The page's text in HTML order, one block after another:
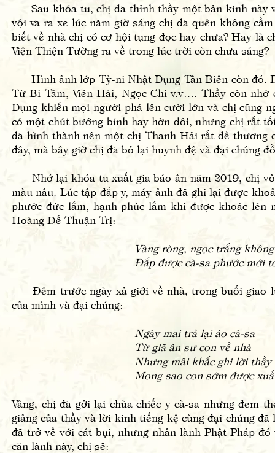
Sau khóa tu, chị đã thỉnh thầy một bản kinh này
vội vã ra xe lúc năm giờ sáng chị đã quên không
biết về nhà chị có cơ hội tụng đọc hay chưa? Hay là
Viện Thiện Tường ra về trong lúc trời còn chưa sáng?
Hình ảnh lớp Tỳ-ni Nhật Dụng Tân Biên còn đó.
Từ Bi Tâm, Viên Hải, Ngọc Chi v.v…. Thầy còn
Dụng khiến mọi người phá lên cười lớn và chị cũng
có một chút bướng bỉnh hay hờn dỗi, nhưng chị rất
đã hình thành nên một chị Thanh Hải rất dễ thương
đây, mà bây giờ chị đã bỏ lại huynh đệ và đại chúng
Nhớ lại khóa tu xuất gia báo ân năm 2019, chị vô
màu nâu. Lúc tập đắp y, máy ảnh đã ghi lại được
phước đức lắm, hạnh phúc lắm khi được khoác lên
Hoàng Đế Thuận Trị:
Vàng ròng, ngọc trắng
Đắp được cà-sa phước mới
Đêm trước ngày xả giới về nhà, trong buổi giao
của mình và đại chúng:
Ngày mai trả lại áo cà-sa
Từ giã ân sư con về nhà
Nhưng mãi khắc ghi lời thầy
Mong sao con sớm được
Vâng, chị đã gởi lại chùa chiếc y cà-sa nhưng đem
giảng của thầy và lời kinh tiếng kệ cùng đại chúng
đã trở về với cát bụi, nhưng nhân lành Phật Pháp
căn lành này, chị sẽ: